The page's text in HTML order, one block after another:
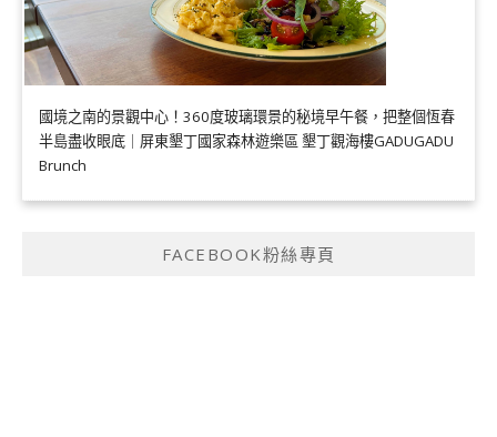
國境之南的景觀中心！360度玻璃環景的秘境早午餐，把整個恆春
半島盡收眼底｜屏東墾丁國家森林遊樂區 墾丁觀海樓GADUGADU
Brunch
FACEBOOK粉絲專頁